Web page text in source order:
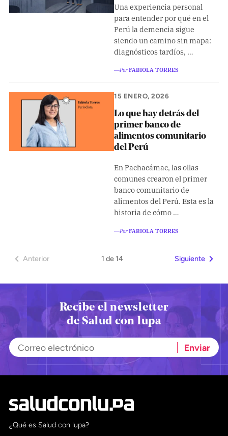
Una experiencia personal
para entender por qué en el
Perú la demencia sigue
siendo un camino sin mapa:
diagnósticos tardíos, …
―PorFABIOLA TORRES
15 ENERO, 2026
Lo que hay detrás del
primer banco de
alimentos comunitario
del Perú
En Pachacámac, las ollas
comunes crearon el primer
banco comunitario de
alimentos del Perú. Esta es la
historia de cómo …
―PorFABIOLA TORRES
Anterior 1 de 14 Siguiente
Recibe el newsletter
de Salud con lupa
¿Qué es Salud con lupa?